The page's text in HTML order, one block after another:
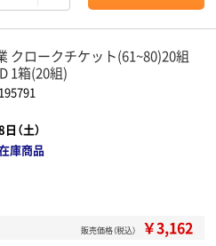
クロークチケット(61~80)20組
1箱(20組)
（土）
庫商品
販売価格（税込） ￥3,162